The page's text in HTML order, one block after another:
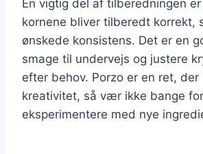
En vigtig del af tilberedningen
kornene bliver tilberedt korrekt,
ønskede konsistens. Det er en
smage til undervejs og justere
efter behov. Porzo er en ret, der
kreativitet, så vær ikke bange
eksperimentere med nye